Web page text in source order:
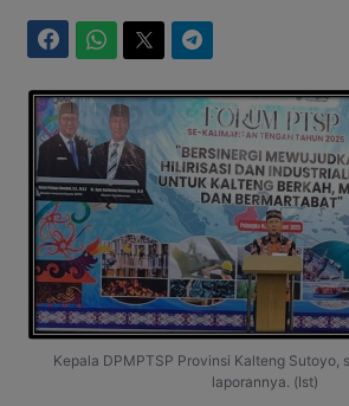
Kepala DPMPTSP Provinsi Kalteng Sutoyo,
laporannya. (Ist)